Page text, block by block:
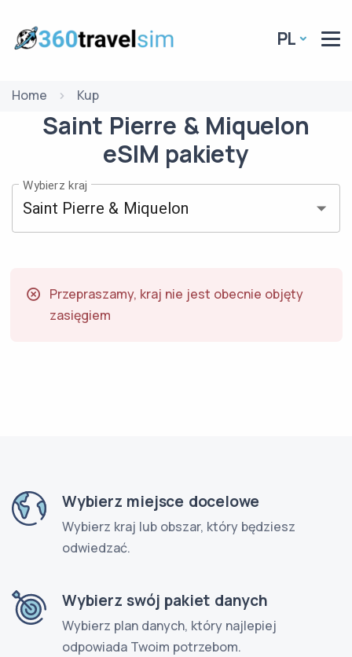
PL
Home Kup
Saint Pierre & Miquelon
eSIM pakiety
Wybierz kraj
Przepraszamy, kraj nie jest obecnie objęty
zasięgiem
Wybierz miejsce docelowe
Wybierz kraj lub obszar, który będziesz
odwiedzać.
Wybierz swój pakiet danych
Wybierz plan danych, który najlepiej
odpowiada Twoim potrzebom.